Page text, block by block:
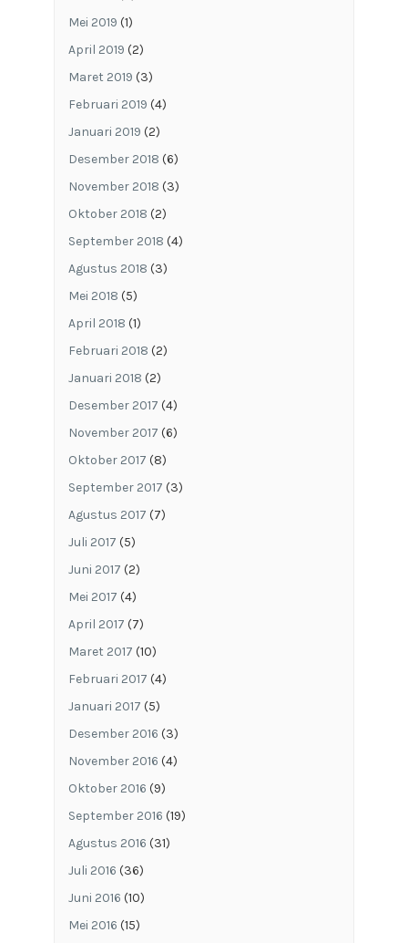
Mei 2019 (1)
April 2019 (2)
Maret 2019 (3)
Februari 2019 (4)
Januari 2019 (2)
Desember 2018 (6)
November 2018 (3)
Oktober 2018 (2)
September 2018 (4)
Agustus 2018 (3)
Mei 2018 (5)
April 2018 (1)
Februari 2018 (2)
Januari 2018 (2)
Desember 2017 (4)
November 2017 (6)
Oktober 2017 (8)
September 2017 (3)
Agustus 2017 (7)
Juli 2017 (5)
Juni 2017 (2)
Mei 2017 (4)
April 2017 (7)
Maret 2017 (10)
Februari 2017 (4)
Januari 2017 (5)
Desember 2016 (3)
November 2016 (4)
Oktober 2016 (9)
September 2016 (19)
Agustus 2016 (31)
Juli 2016 (36)
Juni 2016 (10)
Mei 2016 (15)